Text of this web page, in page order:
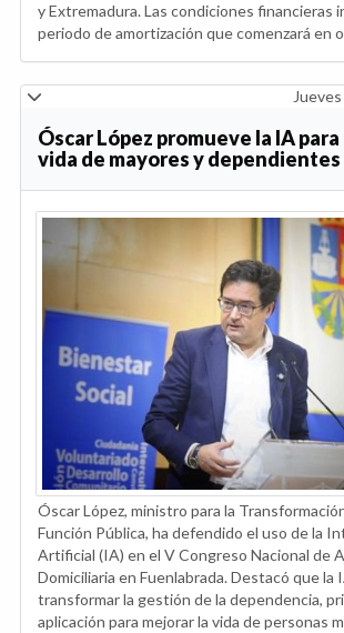
y Extremadura. Las condiciones financieras
periodo de amortización que comenzará en
Óscar López promueve la IA
vida de mayores y dependientes
Óscar López, ministro para la
Función Pública, ha defendido el uso de la
Artificial (IA) en el V Congreso Nacional de
Domiciliaria en Fuenlabrada. Destacó que la
transformar la gestión de la dependencia,
aplicación para mejorar la vida de personas